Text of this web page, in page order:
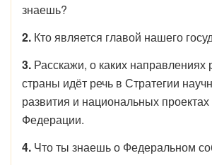
знаешь?
2. Кто является главой нашего
3. Расскажи, о каких направлениях
страны идёт речь в Стратегии
развития и национальных
Федерации.
4. Что ты знаешь о Федеральном